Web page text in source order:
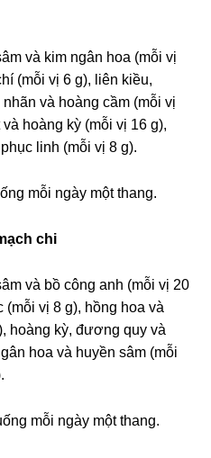
và kim ngân hoa (mỗi vị
(mỗi vị 6 g), liên kiều,
và hoàng cầm (mỗi vị
hoàng kỳ (mỗi vị 16 g),
linh (mỗi vị 8 g).
mỗi ngày một thang.
chi
và bồ công anh (mỗi vị 20
vị 8 g), hồng hoa và
hoàng kỳ, đương quy và
hoa và huyền sâm (mỗi
mỗi ngày một thang.